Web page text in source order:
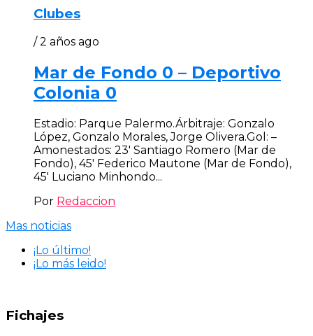
Clubes
/ 2 años ago
Mar de Fondo 0 – Deportivo
Colonia 0
Estadio: Parque Palermo.Árbitraje: Gonzalo
López, Gonzalo Morales, Jorge Olivera.Gol: –
Amonestados: 23′ Santiago Romero (Mar de
Fondo), 45′ Federico Mautone (Mar de Fondo),
45′ Luciano Minhondo...
Por Redaccion
Mas noticias
¡Lo último!
¡Lo más leido!
Fichajes